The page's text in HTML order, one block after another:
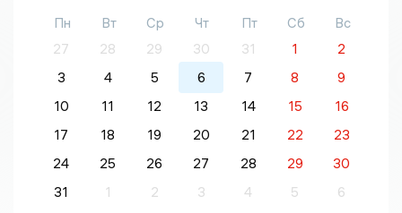
Пн Вт Ср Чт Пт Сб
Вс
27
28 29 30 31 1
2
3
4 5 6 7 8
9
10
11 12 13 14 15
16
17
18 19 20 21 22
23
24
25 26 27 28 29
30
31
1 2 3 4 5 6